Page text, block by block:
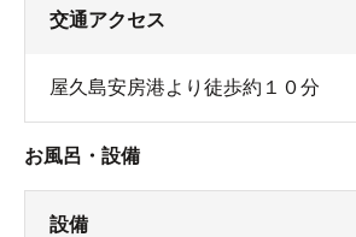
交通アクセス
屋久島安房港より徒歩約１０分
お風呂・設備
設備